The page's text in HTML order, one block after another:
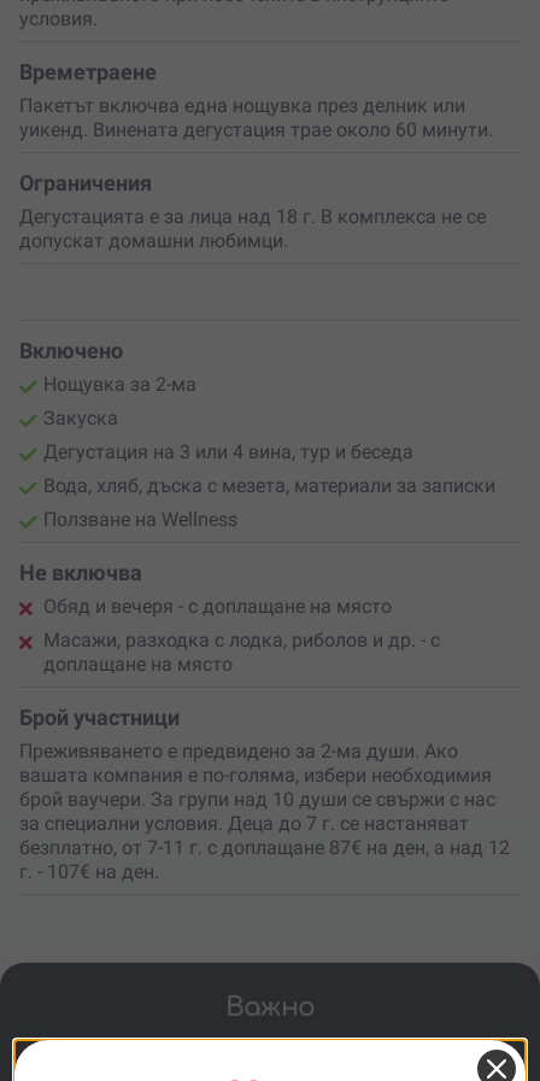
Ваучерът включва ползване на Wellness център с
инфрачервени седалки с технология
от най-ново поколение. Комфорт и прохлада през
летните месеци носи външният басейн с “infinity” ефект
и невероятна гледка към Дунав.
Всичко необходимо за незабравима почивка е
осигурено – ела и се наслади с любим човек!
условия.
Времетраене
Пакетът включва една нощувка през делник или
уикенд. Винената дегустация трае около 60 минути.
Ограничения
Дегустацията е за лица над 18 г. В комплекса не се
допускат домашни любимци.
Включено
Нощувка за 2-ма
Закуска
Дегустация на 3 или 4 вина, тур и беседа
Вода, хляб, дъска с мезета, материали за записки
Ползване на Wellness
Не включва
Обяд и вечеря - с доплащане на място
Масажи, разходка с лодка, риболов и др. - с
доплащане на място
Брой участници
Преживяването е предвидено за 2-ма души. Ако
вашата компания е по-голяма, избери необходимия
брой ваучери. За групи над 10 души се свържи с нас
за специални условия. Деца до 7 г. се настаняват
безплатно, от 7-11 г. с доплащане 87€ на ден, а над 12
г. - 107€ на ден.
Важно
Дегустацията е за лица над 18 г. Деца под